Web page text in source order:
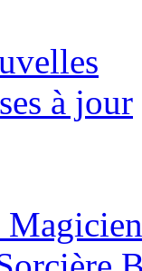
à jour
Magicien